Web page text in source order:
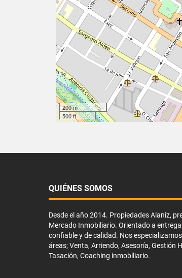
200 m
500 ft
QUIÉNES SOMOS
Desde el año 2014. Propiedades Alaniz,
Mercado Inmobiliario. Orientado a
confiable y de calidad. Nos
áreas; Venta, Arriendo, Asesoría, Gestión
Tasación, Coaching inmobiliario.